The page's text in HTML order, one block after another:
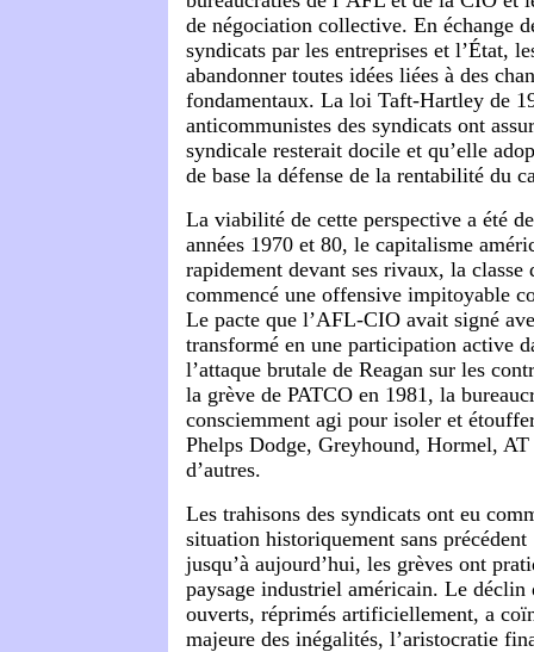
de négociation collective. En échange
syndicats par les entreprises et l’État,
abandonner toutes idées liées à des
fondamentaux. La loi Taft-Hartley de
anticommunistes des syndicats ont
syndicale resterait docile et qu’elle
de base la défense de la rentabilité du
La viabilité de cette perspective a été
années 1970 et 80, le capitalisme
rapidement devant ses rivaux, la classe
commencé une offensive impitoyable
Le pacte que l’AFL-CIO avait signé
transformé en une participation active
l’attaque brutale de Reagan sur les
la grève de PATCO en 1981, la
consciemment agi pour isoler et
Phelps Dodge, Greyhound, Hormel,
d’autres.
Les trahisons des syndicats ont eu
situation historiquement sans précédent
jusqu’à aujourd’hui, les grèves ont
paysage industriel américain. Le déclin
ouverts, réprimés artificiellement, a
majeure des inégalités, l’aristocratie